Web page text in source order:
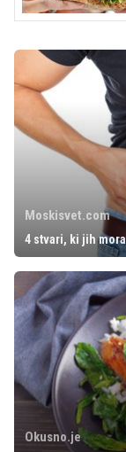
Moskisvet.com
4 stvari, ki jih
Okusno.je